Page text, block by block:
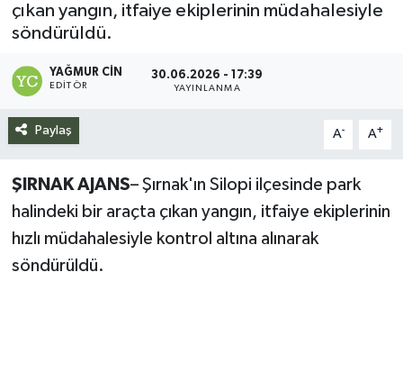
çıkan yangın, itfaiye ekiplerinin müdahalesiyle
söndürüldü.
YAĞMUR CIN
EDITÖR
30.06.2026 - 17:39
YAYINLANMA
Paylaş A- A+
ŞIRNAK AJANS– Şırnak'ın Silopi ilçesinde park
halindeki bir araçta çıkan yangın, itfaiye ekiplerinin
hızlı müdahalesiyle kontrol altına alınarak
söndürüldü.
Sağlık
Eğitim
Kültür - Sanat
Spor
Tüm Manşetler
Son Dakika Haberleri
Haber Arşivi